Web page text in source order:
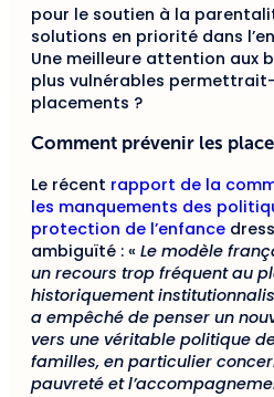
pour le soutien à la
solutions en priorité dans
Une meilleure attention aux
plus vulnérables
placements ?
Comment prévenir les
Le récent rapport de la
les manquements des
protection de l’enfance
ambiguïté : « Le modèle
un recours trop fréquent au
historiquement
a empêché de penser un
vers une véritable politique
familles, en particulier
pauvreté et